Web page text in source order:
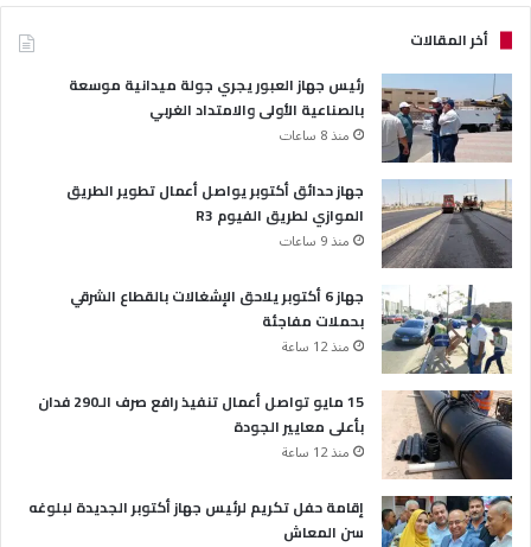
أخر المقالات
رئيس جهاز العبور يجري جولة ميدانية موسعة
بالصناعية الأولى والامتداد الغربي
منذ 8 ساعات
جهاز حدائق أكتوبر يواصل أعمال تطوير الطريق
الموازي لطريق الفيوم R3
منذ 9 ساعات
جهاز 6 أكتوبر يلاحق الإشغالات بالقطاع الشرقي
بحملات مفاجئة
منذ 12 ساعة
15 مايو تواصل أعمال تنفيذ رافع صرف الـ290 فدان
بأعلى معايير الجودة
منذ 12 ساعة
إقامة حفل تكريم لرئيس جهاز أكتوبر الجديدة لبلوغه
سن المعاش